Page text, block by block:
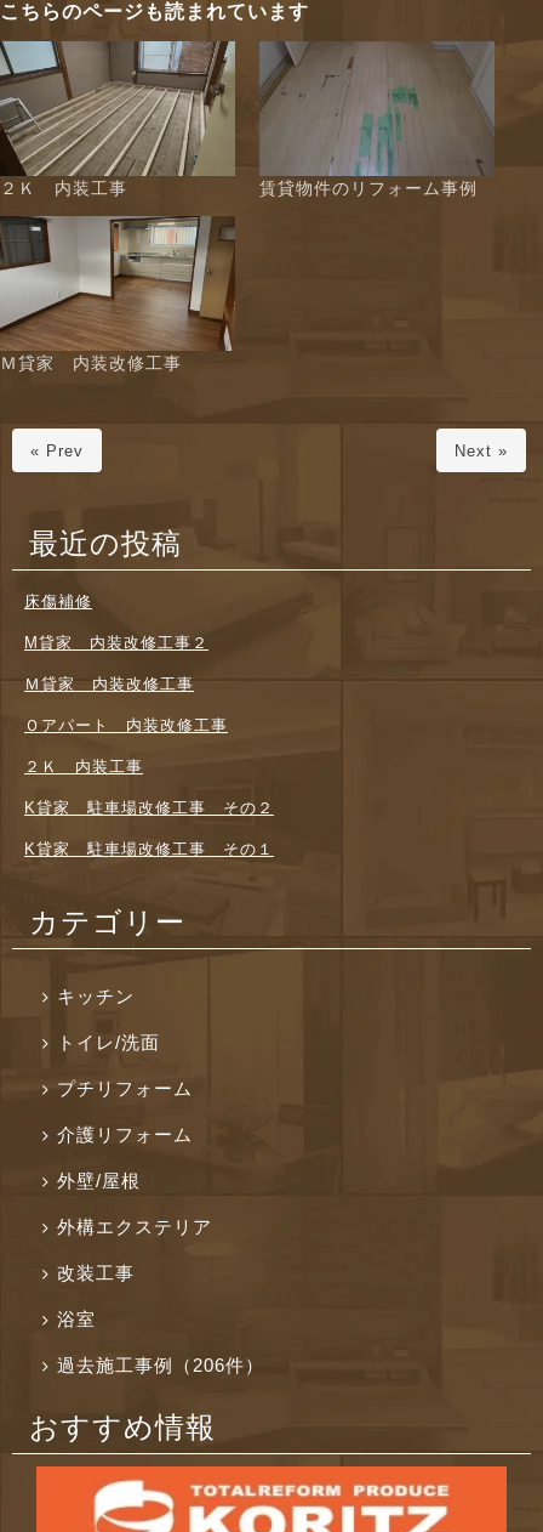
こちらのページも読まれています
２Ｋ 内装工事 賃貸物件のリフォーム事例
Ｍ貸家 内装改修工事
« Prev Next »
最近の投稿
床傷補修
M貸家 内装改修工事２
Ｍ貸家 内装改修工事
Ｏアパート 内装改修工事
２Ｋ 内装工事
K貸家 駐車場改修工事 その２
K貸家 駐車場改修工事 その１
カテゴリー
キッチン
トイレ/洗面
プチリフォーム
介護リフォーム
外壁/屋根
外構エクステリア
改装工事
浴室
過去施工事例（206件）
おすすめ情報